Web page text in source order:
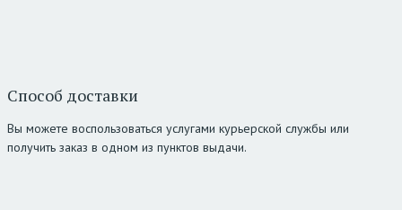
Способ доставки
Вы можете воспользоваться услугами курьерской службы или
получить заказ в одном из пунктов выдачи.